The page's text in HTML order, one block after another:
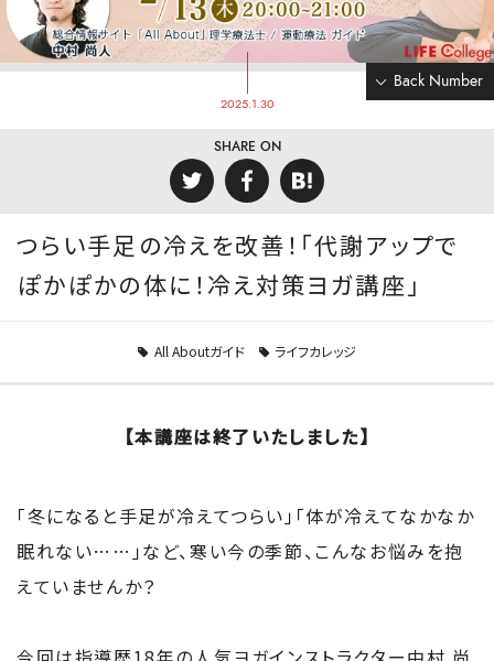
Back Number
2025.1.30
SHARE ON
つらい手足の冷えを改善！「代謝アップで
ぽかぽかの体に！冷え対策ヨガ講座」
All Aboutガイド ライフカレッジ
【本講座は終了いたしました】
「冬になると手足が冷えてつらい」「体が冷えてなかなか
眠れない……」など、寒い今の季節、こんなお悩みを抱
えていませんか？